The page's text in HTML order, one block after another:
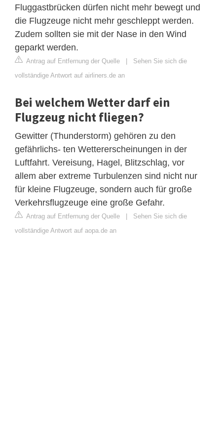
Fluggastbrücken dürfen nicht mehr bewegt und
die Flugzeuge nicht mehr geschleppt werden.
Zudem sollten sie mit der Nase in den Wind
geparkt werden.
Antrag auf Entfernung der Quelle
Sehen Sie sich die
vollständige Antwort auf airliners.de an
Bei welchem Wetter darf ein
Flugzeug nicht fliegen?
Gewitter (Thunderstorm) gehören zu den
gefährlichs- ten Wettererscheinungen in der
Luftfahrt. Vereisung, Hagel, Blitzschlag, vor
allem aber extreme Turbulenzen sind nicht nur
für kleine Flugzeuge, sondern auch für große
Verkehrsflugzeuge eine große Gefahr.
Antrag auf Entfernung der Quelle
Sehen Sie sich die
vollständige Antwort auf aopa.de an